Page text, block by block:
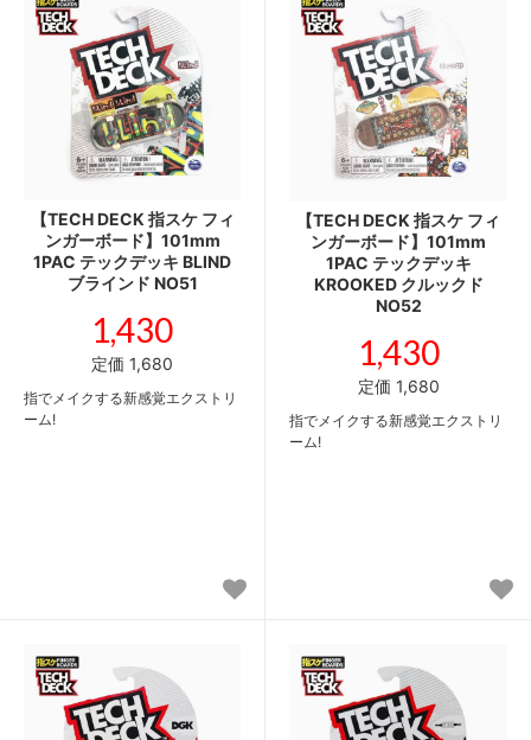
【TECH DECK 指スケ フィ
ンガーボード】101mm
1PAC テックデッキ BLIND
ブラインド NO51
1,430
定価 1,680
指でメイクする新感覚エクストリ
ーム!
【TECH DECK 指スケ フィ
ンガーボード】101mm
1PAC テックデッキ
KROOKED クルックド
NO52
1,430
定価 1,680
指でメイクする新感覚エクストリ
ーム!